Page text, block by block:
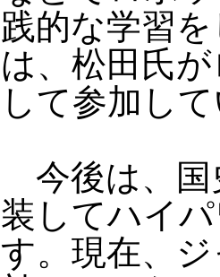
践的な学習
は、松田氏
して参加し
今後は、国
装してハイ
す。現在、